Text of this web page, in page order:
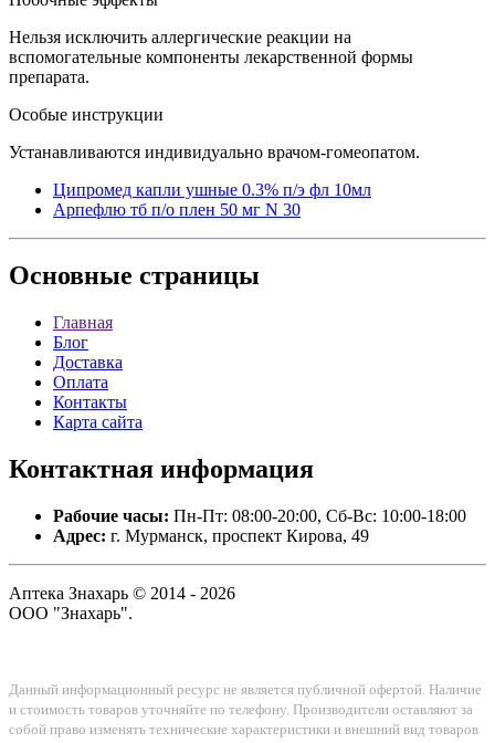
Нельзя исключить аллергические реакции на
вспомогательные компоненты лекарственной формы
препарата.
Особые инструкции
Устанавливаются индивидуально врачом-гомеопатом.
Ципромед капли ушные 0.3% п/э фл 10мл
Арпефлю тб п/о плен 50 мг N 30
Основные страницы
Главная
Блог
Доставка
Оплата
Контакты
Карта сайта
Контактная информация
Рабочие часы: Пн-Пт: 08:00-20:00, Сб-Вс: 10:00-18:00
Адрес: г. Мурманск, проспект Кирова, 49
Аптека Знахарь © 2014 - 2026
ООО "Знахарь".
Данный информационный ресурс не является публичной офертой. Наличие
и стоимость товаров уточняйте по телефону. Производители оставляют за
собой право изменять технические характеристики и внешний вид товаров